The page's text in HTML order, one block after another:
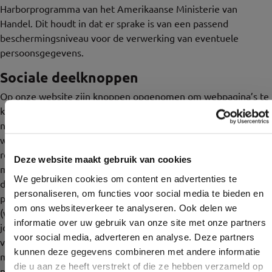
Deze website maakt gebruik van cookies
We gebruiken cookies om content en advertenties te
personaliseren, om functies voor social media te bieden en
om ons websiteverkeer te analyseren. Ook delen we
informatie over uw gebruik van onze site met onze partners
voor social media, adverteren en analyse. Deze partners
kunnen deze gegevens combineren met andere informatie
die u aan ze heeft verstrekt of die ze hebben verzameld op
Harborprogramma van het Amerikaanse Ministerie van
Handel. Dit houdt in dat er sprake is van een passend
beschermingsniveau voor de verwerking van eventuele
persoonsgegevens.
Sociale deelknoppen
Op onze website zijn knoppen opgenomen om webpagina’s te
kunnen promoten (“liken”) of delen (“tweeten”) op sociale
netwerken als Facebook, Twitter en Instagram. Deze buttons
werken door middel van stukjes code die van Facebook
respectievelijk Twitter en Instagram zelf afkomstig zijn. Door
middel van deze code worden cookies geplaatst. Wij hebben
daar geen invloed op. Meer informatie lees je in de
privacyverklaring vanFacebook ,Twitter,InstagramenGoogle
(welke regelmatig kunnen wijzigen) om te lezen wat zij met
jouw (persoons)gegevens doen die zij via deze cookies
verwerken. De informatie die ze verzamelen wordt zo veel
mogelijk geanonimiseerd. De informatie wordt overgebracht